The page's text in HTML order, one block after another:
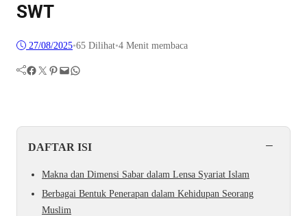
SWT
27/08/2025•65 Dilihat•4 Menit membaca
Facebook Twitter Pinterest Mail WhatsApp
DAFTAR ISI −
Makna dan Dimensi Sabar dalam Lensa Syariat Islam
Berbagai Bentuk Penerapan dalam Kehidupan Seorang
Muslim